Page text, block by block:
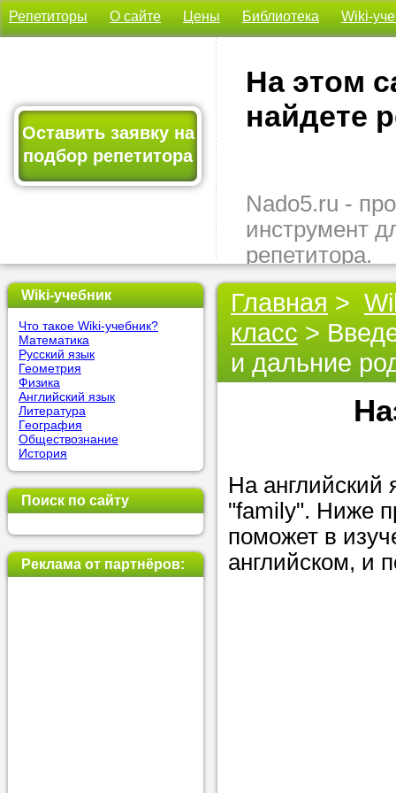
Репетиторы О сайте Цены Библиотека Wiki-
Оставить заявку на
подбор репетитора
На этом
найдете
Nado5.ru -
инструмент
репетитора.
Здесь вы
подходящего
быстро,
бесплатно.
Оставьте
позвоните
пожелания.
Или найдите
нашей базе
используя
Wiki-учебник
Что такое Wiki-учебник?
Математика
Русский язык
Геометрия
Физика
Английский язык
Литература
География
Обществознание
История
Поиск по сайту
Реклама от партнёров:
Главная >
класс >
и дальние
На английский
"family". Ниже
поможет в
английском, и